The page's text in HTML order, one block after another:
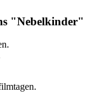
"Nebelkinder"